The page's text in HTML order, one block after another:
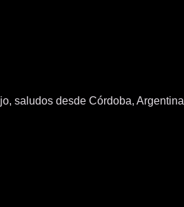
saludos desde Córdoba, Argentina